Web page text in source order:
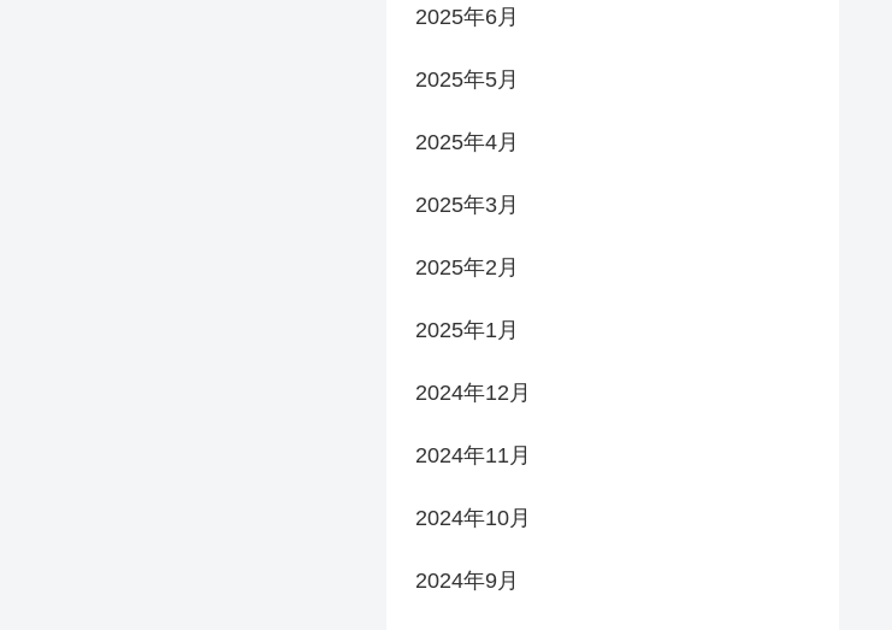
2025年6月
2025年5月
2025年4月
2025年3月
2025年2月
2025年1月
2024年12月
2024年11月
2024年10月
2024年9月